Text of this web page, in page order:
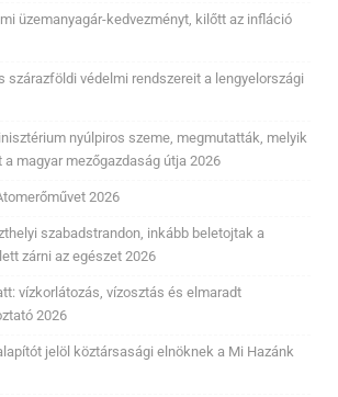
üzemanyagár-kedvezményt, kilőtt az infláció
szárazföldi védelmi rendszereit a lengyelországi
nyúlpiros szeme, megmutatták, melyik
magyar mezőgazdaság útja 2026
2026
szabadstrandon, inkább beletojtak a
zárni az egészet 2026
vízkorlátozás, vízosztás és elmaradt
2026
jelöl köztársasági elnöknek a Mi Hazánk